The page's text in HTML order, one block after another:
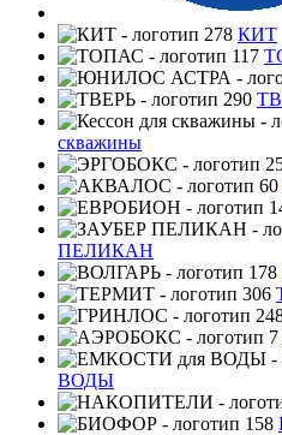
КИТ
скважины
ПЕЛИКАН
ВОДЫ